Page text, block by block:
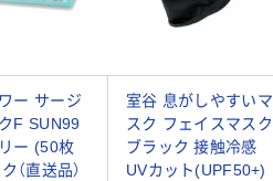
ー サージ
F SUN99
ー (50枚
（直送品）
室谷 息がしやすいマ
スク フェイスマスク
ブラック 接触冷感
UVカット(UPF50+)